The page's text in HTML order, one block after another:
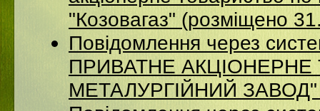
"Козовагаз" (розміщено
Повідомлення через
ПРИВАТНЕ
МЕТАЛУРГІЙНИЙ ЗАВОД"